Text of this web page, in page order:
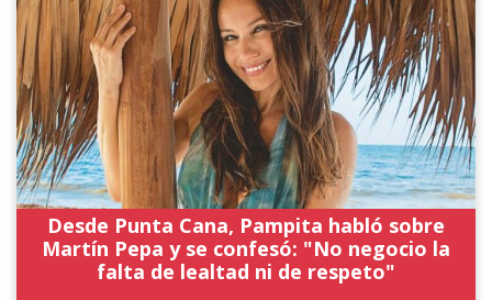
Desde Punta Cana, Pampita habló sobre
Martín Pepa y se confesó: "No negocio la
falta de lealtad ni de respeto"